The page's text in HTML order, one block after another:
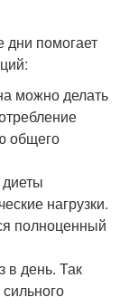
помогает
можно делать
общего
нагрузки.
полноценный
в день. Так